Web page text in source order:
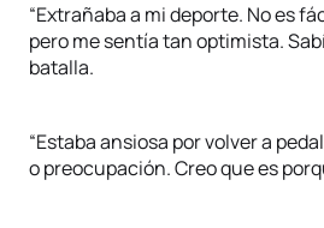
“Extrañaba a mi deporte. No es
pero me sentía tan optimista.
batalla.
“Estaba ansiosa por volver a
o preocupación. Creo que es